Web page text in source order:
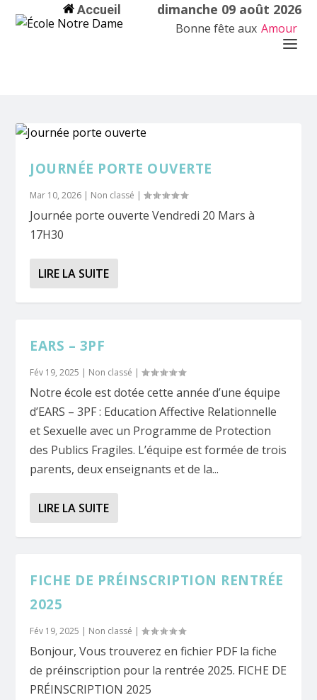
Accueil dimanche 09 août 2026
Bonne fête aux Amour
JOURNÉE PORTE OUVERTE
Mar 10, 2026 | Non classé |
Journée porte ouverte Vendredi 20 Mars à
17H30
LIRE LA SUITE
EARS – 3PF
Fév 19, 2025 | Non classé |
Notre école est dotée cette année d’une équipe
d’EARS – 3PF : Education Affective Relationnelle
et Sexuelle avec un Programme de Protection
des Publics Fragiles. L’équipe est formée de trois
parents, deux enseignants et de la...
LIRE LA SUITE
FICHE DE PRÉINSCRIPTION RENTRÉE
2025
Fév 19, 2025 | Non classé |
Bonjour, Vous trouverez en fichier PDF la fiche
de préinscription pour la rentrée 2025. FICHE DE
PRÉINSCRIPTION 2025